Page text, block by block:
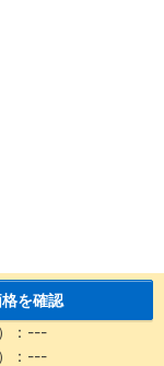
を確認
： ---
： ---